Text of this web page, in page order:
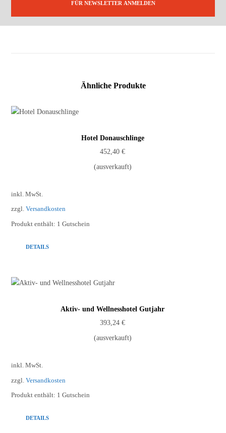
Ähnliche Produkte
Hotel Donauschlinge
452,40€
(ausverkauft)
inkl. MwSt.
zzgl.Versandkosten
Produkt enthält: 1Gutschein
DETAILS
Aktiv- und Wellnesshotel Gutjahr
393,24€
(ausverkauft)
inkl. MwSt.
zzgl.Versandkosten
Produkt enthält: 1Gutschein
DETAILS